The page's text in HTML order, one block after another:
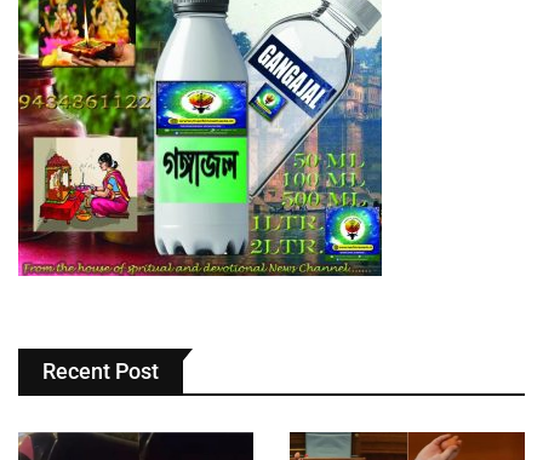
Recent Post